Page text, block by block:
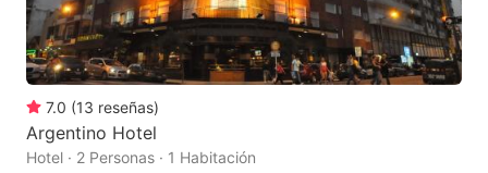
7.0 (13 reseñas)
Argentino Hotel
Hotel · 2 Personas · 1 Habitación